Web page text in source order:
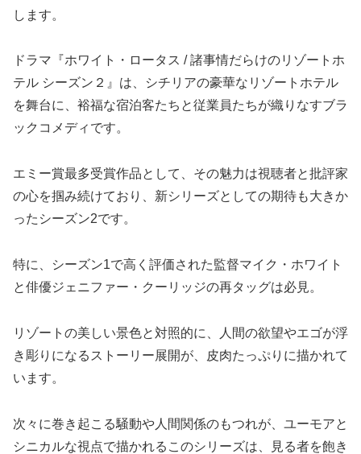
します。
ドラマ『ホワイト・ロータス / 諸事情だらけのリゾートホ
テル シーズン２』は、シチリアの豪華なリゾートホテル
を舞台に、裕福な宿泊客たちと従業員たちが織りなすブラ
ックコメディです。
エミー賞最多受賞作品として、その魅力は視聴者と批評家
の心を掴み続けており、新シリーズとしての期待も大きか
ったシーズン2です。
特に、シーズン1で高く評価された監督マイク・ホワイト
と俳優ジェニファー・クーリッジの再タッグは必見。
リゾートの美しい景色と対照的に、人間の欲望やエゴが浮
き彫りになるストーリー展開が、皮肉たっぷりに描かれて
います。
次々に巻き起こる騒動や人間関係のもつれが、ユーモアと
シニカルな視点で描かれるこのシリーズは、見る者を飽き